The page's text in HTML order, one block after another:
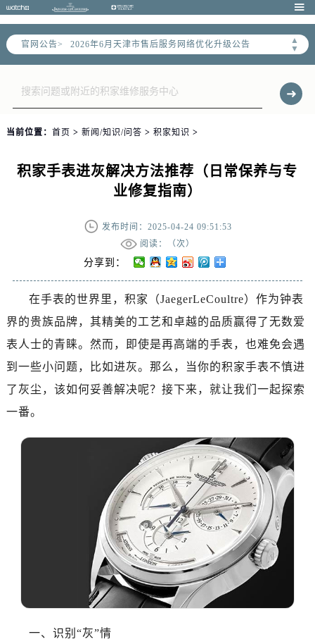

官网公告>
▲
▼
2026年6月天津市售后服务网络优化升级公告
2026年6月天津市官方售后客户服务热线：
2026年6月售后服务中心最新网点地址：
天津市和平区赤峰道136号天津国际金融中心写字楼26层2603室（需提前预约）
当前位置： 首页 > 新闻/知识/问答 > 积家知识 >
积家手表进灰解决方法推荐（日常保养与专
业修复指南）
发布时间：2025-04-24 09:51:53
阅读：（次）
分享到：
在手表的世界里，积家（JaegerLeCoultre）作为钟表
界的贵族品牌，其精美的工艺和卓越的品质赢得了无数爱
表人士的青睐。然而，即使是再高端的手表，也难免会遇
到一些小问题，比如进灰。那么，当你的积家手表不慎进
了灰尘，该如何妥善解决呢？接下来，就让我们一起探索
一番。
一、识别“灰”情